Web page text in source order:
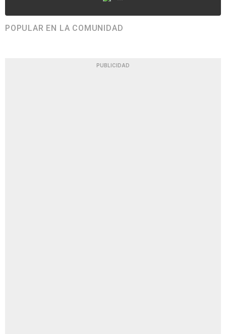
POPULAR EN LA COMUNIDAD
PUBLICIDAD